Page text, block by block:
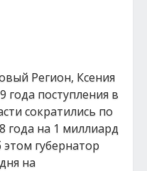
Регион, Ксения
года поступления в
сократились по
на 1 миллиард
губернатор
на